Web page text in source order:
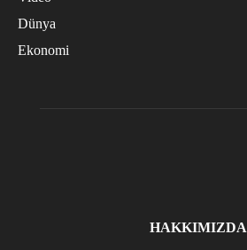
Dünya
Ekonomi
HAKKIMIZDA